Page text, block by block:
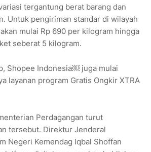
tergantung berat barang dan
Untuk pengiriman standar di wilayah
mulai Rp 690 per kilogram hingga
seberat 5 kilogram.
Shopee Indonesia￼ juga mulai
layanan program Gratis Ongkir XTRA
Perdagangan turut
tersebut. Direktur Jenderal
Negeri Kemendag Iqbal Shoffan